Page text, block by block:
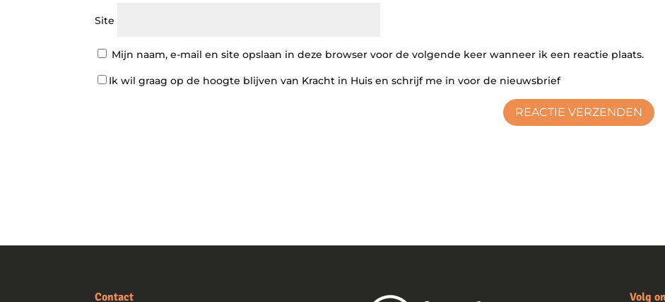
Site
Mijn naam, e-mail en site opslaan in deze browser voor de volgende keer wanneer ik een reactie plaats.
Ik wil graag op de hoogte blijven van Kracht in Huis en schrijf me in voor de nieuwsbrief
Contact Volg